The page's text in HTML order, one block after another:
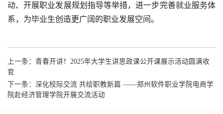
动、开展职业发展规划指导等举措，进一步完善就业服务体
系，为毕业生创造更广阔的职业发展空间。
上一条： 青春开讲！2025年大学生讲思政课公开课展示活动圆满收
官
下一条： 深化校际交流 共绘职教新篇 ——郑州软件职业学院电商学
院赴经济管理学院开展交流活动